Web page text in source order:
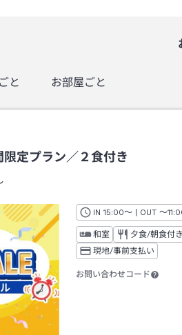
と お部屋ごと
限定プラン／２食付き
IN チェックイン
15:00～ | OUT チェ
～
和室 夕食/朝食付き
現地/事前支払い
お問い合わせコード